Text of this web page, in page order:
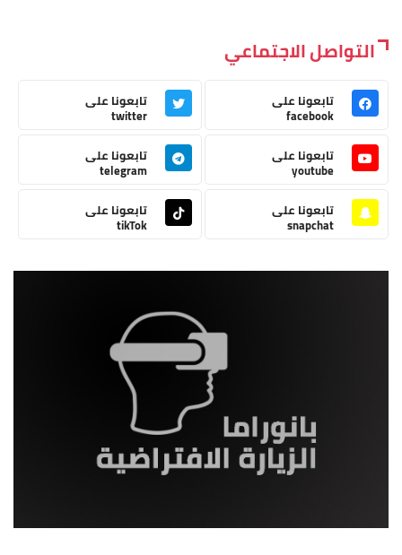
التواصل الاجتماعي
تابعونا على
facebook
تابعونا على
twitter
تابعونا على
youtube
تابعونا على
telegram
تابعونا على
snapchat
تابعونا على
tikTok